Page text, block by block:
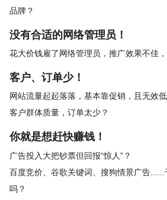
品牌？
没有合适的网络管理员！
花大价钱雇了网络管理员，推广效果不佳
客户、订单少！
网站流量起起落落，基本靠促销，且无效
客户群体质量，订单太少？
你就是想赶快赚钱！
广告投入大把钞票但回报“惊人”？
百度竞价、谷歌关键词、搜狗情景广告
吗？